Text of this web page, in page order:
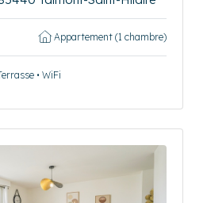
Appartement (1 chambre)
• WiFi